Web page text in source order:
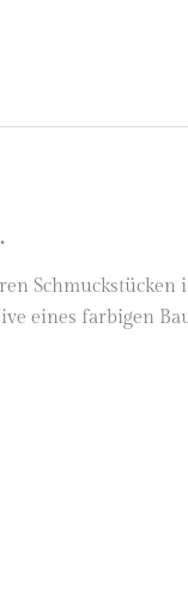
Schmuckstücken
eines farbigen